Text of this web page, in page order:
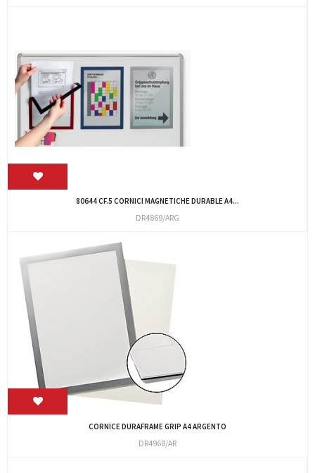
80644 CF.5 CORNICI MAGNETICHE DURABLE A4...
DR4869/ARG
CORNICE DURAFRAME GRIP A4 ARGENTO
DR4968/AR